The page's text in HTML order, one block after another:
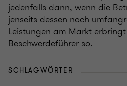
jedenfalls dann, wenn die
jenseits dessen noch
Leistungen am Markt
Beschwerdeführer so.
SCHLAGWÖRTER